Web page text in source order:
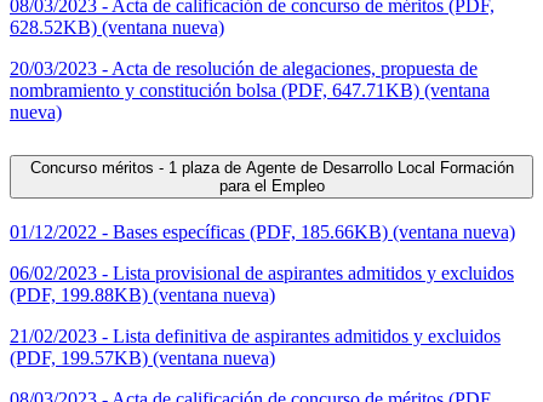
08/03/2023 - Acta de calificación de concurso de méritos (PDF,
628.52KB) (ventana nueva)
20/03/2023 - Acta de resolución de alegaciones, propuesta de
nombramiento y constitución bolsa (PDF, 647.71KB) (ventana
nueva)
Concurso méritos - 1 plaza de Agente de Desarrollo Local Formación
para el Empleo
01/12/2022 - Bases específicas (PDF, 185.66KB) (ventana nueva)
06/02/2023 - Lista provisional de aspirantes admitidos y excluidos
(PDF, 199.88KB) (ventana nueva)
21/02/2023 - Lista definitiva de aspirantes admitidos y excluidos
(PDF, 199.57KB) (ventana nueva)